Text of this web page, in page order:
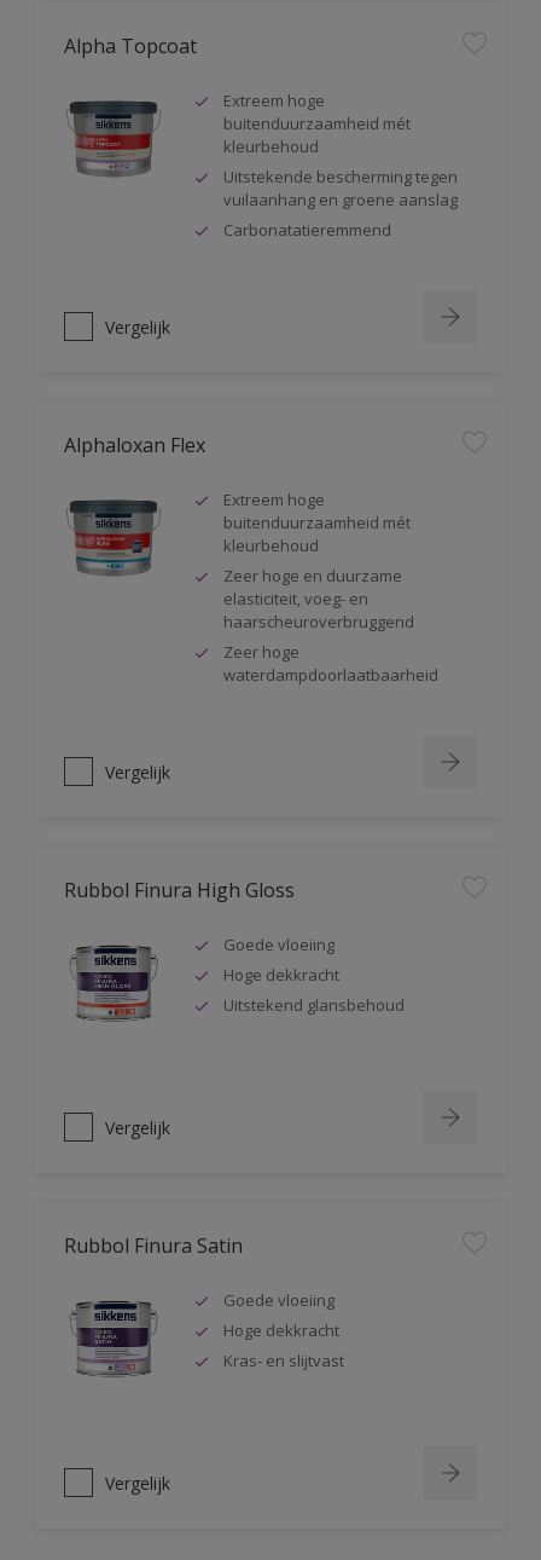
Alpha Topcoat
Extreem hoge
buitenduurzaamheid mét
kleurbehoud
Uitstekende bescherming tegen
vuilaanhang en groene aanslag
Carbonatatieremmend
Vergelijk
Alphaloxan Flex
Extreem hoge
buitenduurzaamheid mét
kleurbehoud
Zeer hoge en duurzame
elasticiteit, voeg- en
haarscheuroverbruggend
Zeer hoge
waterdampdoorlaatbaarheid
Vergelijk
Rubbol Finura High Gloss
Goede vloeiing
Hoge dekkracht
Uitstekend glansbehoud
Vergelijk
Rubbol Finura Satin
Goede vloeiing
Hoge dekkracht
Kras- en slijtvast
Vergelijk